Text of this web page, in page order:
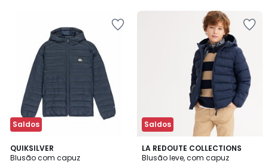
Saldos
QUIKSILVER
Blusão com capuz
4
/
3
Cores
Saldos
LA REDOUTE COLLECTIONS
Blusão leve, com capuz
5
/
2
Cores